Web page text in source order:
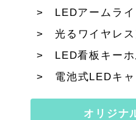
LEDアームライ
光るワイヤレ
LED看板キー
電池式LEDキ
オリジナ